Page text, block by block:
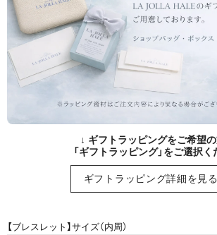
↓ ギフトラッピングをご希望
「ギフトラッピング」をご選択
ギフトラッピング詳細を見
【ブレスレット】サイズ（内周）